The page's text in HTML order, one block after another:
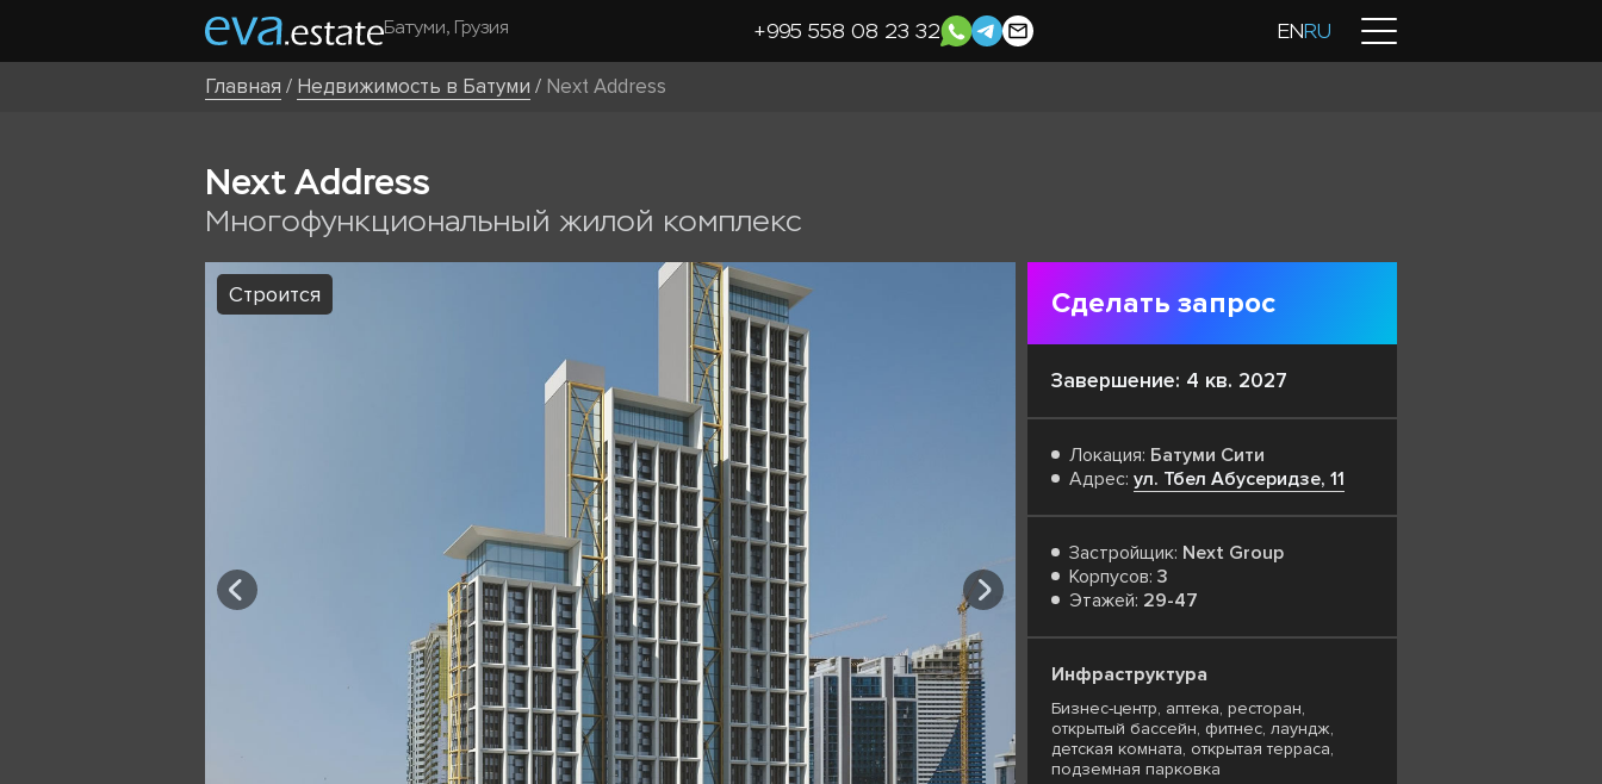
Батуми, Грузия +995 558 08 23 32 ENRU
Главная / Недвижимость в Батуми / Next Address
Next Address
Многофункциональный жилой комплекс
Строится Сделать запрос
Завершение: 4 кв. 2027
Локация: Батуми Сити
Адрес: ул. Тбел Абусеридзе, 11
Застройщик: Next Group
Корпусов: 3
Этажей: 29-47
Инфраструктура
Бизнес-центр, аптека, ресторан,
открытый бассейн, фитнес, лаундж,
детская комната, открытая терраса,
подземная парковка